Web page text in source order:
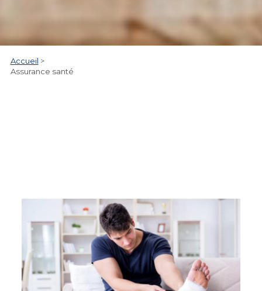
Accueil >
Assurance santé